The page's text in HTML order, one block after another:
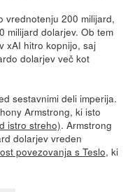
vrednotenju 200 milijard,
milijard dolarjev. Ob tem
xAI hitro kopnijo, saj
dolarjev več kot
sestavnimi deli imperija.
Armstrong, ki isto
istro streho). Armstrong
dolarjev vreden
povezovanja s Teslo, ki